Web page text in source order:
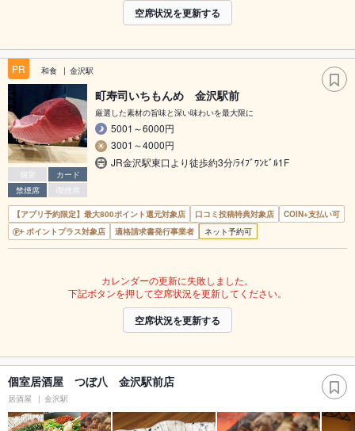
空席状況を更新する
PR 和食 金沢駅
個室
カード
禁煙席
喫煙席
町寿司いちもんめ 金沢駅前
厳選した素材の旨味と深い味わいを最大限に
5001～6000円
3001～4000円
JR金沢駅東口より徒歩約3分/ﾗｲﾌﾞﾜﾝﾋﾞﾙ1F
【アプリ予約限定】最大800ポイント還元対象店 口コミ投稿特典対象店
COIN+支払い可
ポイントプラス対象店
適格請求書発行事業者 ネット予約可
カレンダーの更新に失敗しました。
下記ボタンを押して空席状況を更新してください。
空席状況を更新する
個室居酒屋 つぼ八 金沢駅前店
居酒屋 金沢駅